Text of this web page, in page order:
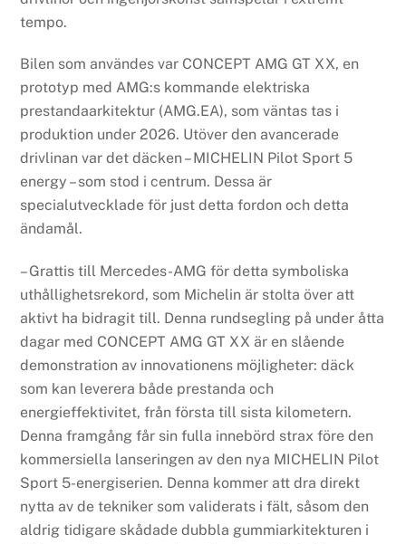
tempo.
Bilen som användes var CONCEPT AMG GT XX, en
prototyp med AMG:s kommande elektriska
prestandaarkitektur (AMG.EA), som väntas tas i
produktion under 2026. Utöver den avancerade
drivlinan var det däcken – MICHELIN Pilot Sport 5
energy – som stod i centrum. Dessa är
specialutvecklade för just detta fordon och detta
ändamål.
– Grattis till Mercedes-AMG för detta symboliska
uthållighetsrekord, som Michelin är stolta över att
aktivt ha bidragit till. Denna rundsegling på under åtta
dagar med CONCEPT AMG GT XX är en slående
demonstration av innovationens möjligheter: däck
som kan leverera både prestanda och
energieffektivitet, från första till sista kilometern.
Denna framgång får sin fulla innebörd strax före den
kommersiella lanseringen av den nya MICHELIN Pilot
Sport 5-energiserien. Denna kommer att dra direkt
nytta av de tekniker som validerats i fält, såsom den
aldrig tidigare skådade dubbla gummiarkitekturen i